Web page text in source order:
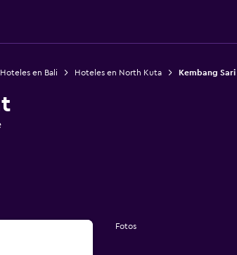
Hoteles en Bali Hoteles en North Kuta Kembang
Fotos